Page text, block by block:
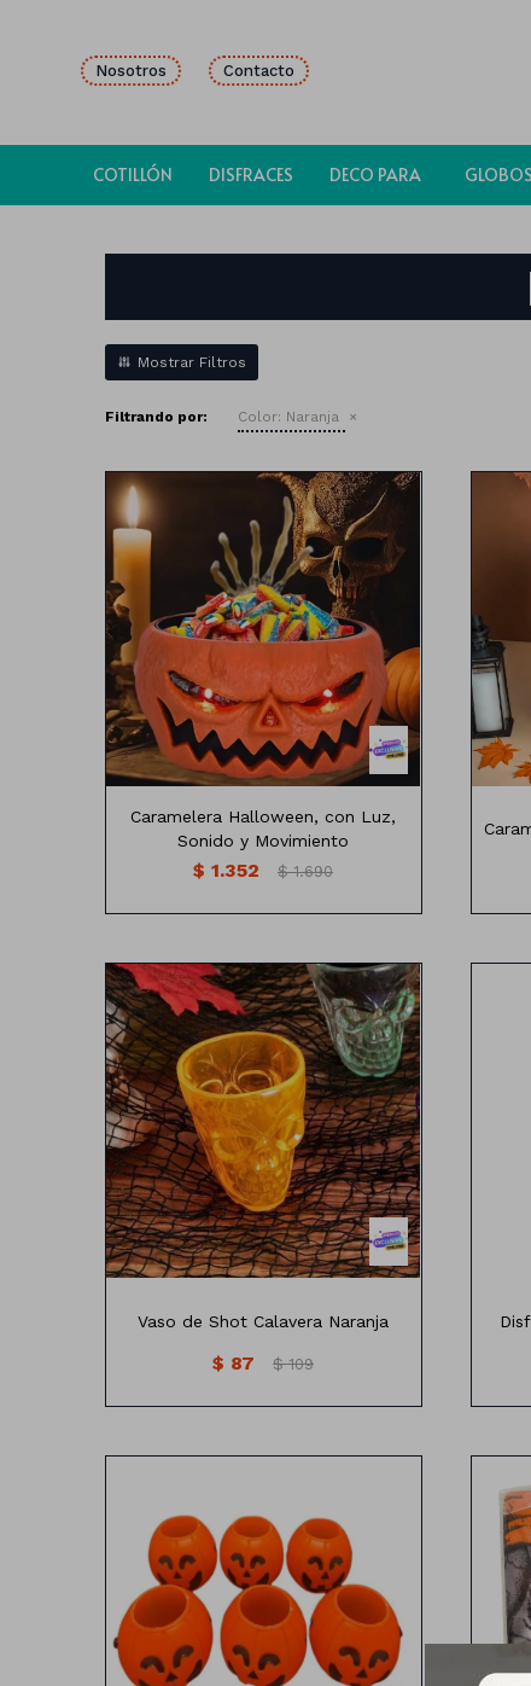
COTILLÓN DISFRACES DECO PARA GLOBOS
Nosotros Contacto
Filtrando por: Color: Naranja
Caramelera Halloween, con Luz,
Sonido y Movimiento
$ 1.352 $ 1.690
Vaso de Shot Calavera Naranja
$ 87 $ 109
S
Set de 6 mini carameleras.